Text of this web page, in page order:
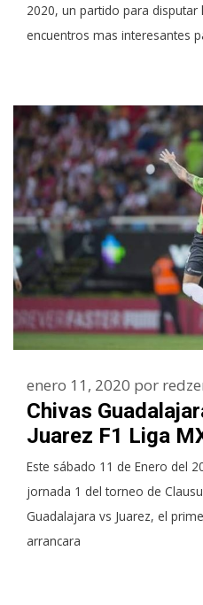
2020, un partido para
encuentros mas interesantes
Chivas
Juarez F1 Liga
enero 11, 2020 por
Este sábado 11 de Enero del
jornada 1 del torneo de
Guadalajara vs Juarez, el
arrancara